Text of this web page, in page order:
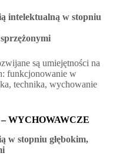
intelektualną w stopniu
są umiejętności na
funkcjonowanie w
technika, wychowanie
WYCHOWAWCZE
w stopniu głębokim,